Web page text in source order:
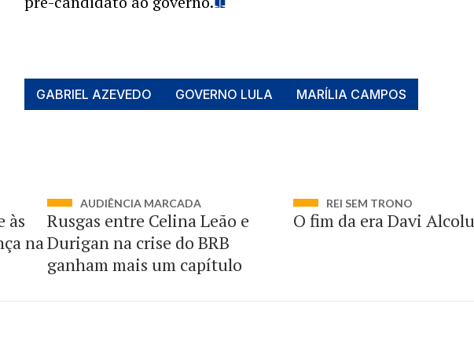
GABRIEL AZEVEDO GOVERNO LULA MARÍLIA CAMPOS
às
na
AUDIÊNCIA MARCADA
Rusgas entre Celina Leão e
Durigan na crise do BRB
ganham mais um capítulo
REI SEM TRONO
O fim da era Davi